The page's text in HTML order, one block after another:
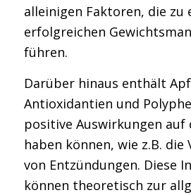
alleinigen Faktoren, die zu
erfolgreichen
führen.
Darüber hinaus enthält
Antioxidantien und
positive Auswirkungen auf
haben können, wie z.B.
von Entzündungen. Diese
können theoretisch zur